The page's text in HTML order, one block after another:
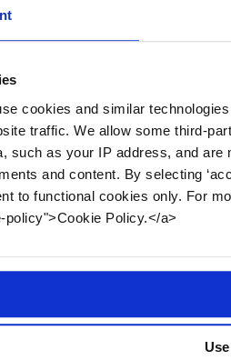
cookies and similar
traffic. We allow some third-
such as your IP address, and
and content. By selecting
to functional cookies only. For
Policy.</a>